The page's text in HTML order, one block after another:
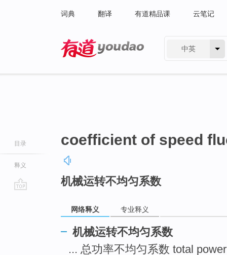
词典 翻译 有道精品课 云笔记
中英
目录
释义
coefficient of speed
机械运转不均匀系数
网络释义 专业释义
机械运转不均匀系数
... 总功率不均匀系数 total